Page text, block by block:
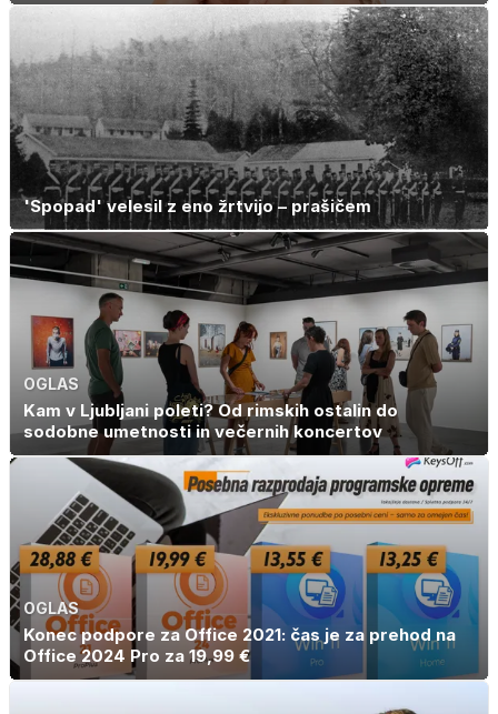
'Spopad' velesil z eno žrtvijo – prašičem
OGLAS
Kam v Ljubljani poleti? Od rimskih ostalin do
sodobne umetnosti in večernih koncertov
OGLAS
Konec podpore za Office 2021: čas je za prehod na
Office 2024 Pro za 19,99 €